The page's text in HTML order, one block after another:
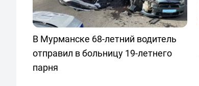
В Мурманске 68-летний водитель
отправил в больницу 19-летнего
парня